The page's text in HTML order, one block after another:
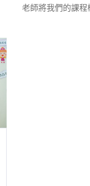
老師將我們的課程